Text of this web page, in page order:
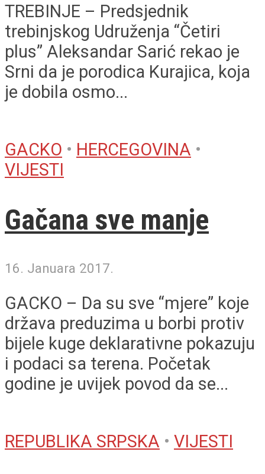
TREBINJE – Predsjednik
trebinjskog Udruženja “Četiri
plus” Aleksandar Sarić rekao je
Srni da je porodica Kurajica, koja
je dobila osmo...
GACKO • HERCEGOVINA •
VIJESTI
Gačana sve manje
16. Januara 2017.
GACKO – Da su sve “mjere” koje
država preduzima u borbi protiv
bijele kuge deklarativne pokazuju
i podaci sa terena. Početak
godine je uvijek povod da se...
REPUBLIKA SRPSKA • VIJESTI